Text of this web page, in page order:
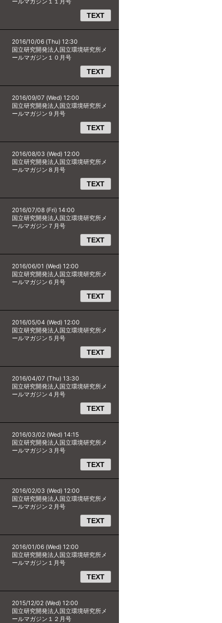
TEXT
2016/10/06 (Thu) 12:30
国立研究開発法人国立環境研究所メ
ールマガジン１０月号
TEXT
2016/09/07 (Wed) 12:00
国立研究開発法人国立環境研究所メ
ールマガジン９月号
TEXT
2016/08/03 (Wed) 12:00
国立研究開発法人国立環境研究所メ
ールマガジン８月号
TEXT
2016/07/08 (Fri) 14:00
国立研究開発法人国立環境研究所メ
ールマガジン７月号
TEXT
2016/06/01 (Wed) 12:00
国立研究開発法人国立環境研究所メ
ールマガジン６月号
TEXT
2016/05/04 (Wed) 12:00
国立研究開発法人国立環境研究所メ
ールマガジン５月号
TEXT
2016/04/07 (Thu) 13:30
国立研究開発法人国立環境研究所メ
ールマガジン４月号
TEXT
2016/03/02 (Wed) 14:15
国立研究開発法人国立環境研究所メ
ールマガジン３月号
TEXT
2016/02/03 (Wed) 12:00
国立研究開発法人国立環境研究所メ
ールマガジン２月号
TEXT
2016/01/06 (Wed) 12:00
国立研究開発法人国立環境研究所メ
ールマガジン１月号
TEXT
2015/12/02 (Wed) 12:00
国立研究開発法人国立環境研究所メ
ールマガジン１２月号